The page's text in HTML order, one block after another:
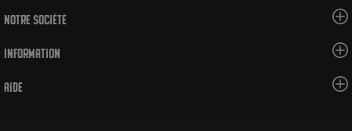
Notre société
Information
Aide